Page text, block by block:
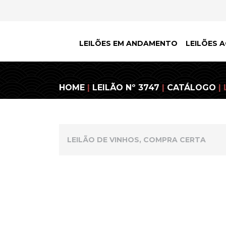
LEILÕES EM ANDAMENTO LEILÕES
HOME | LEILÃO Nº 3747 | CATÁLOGO |
LEILÃO DE VINHOS, COMPRA CERTA